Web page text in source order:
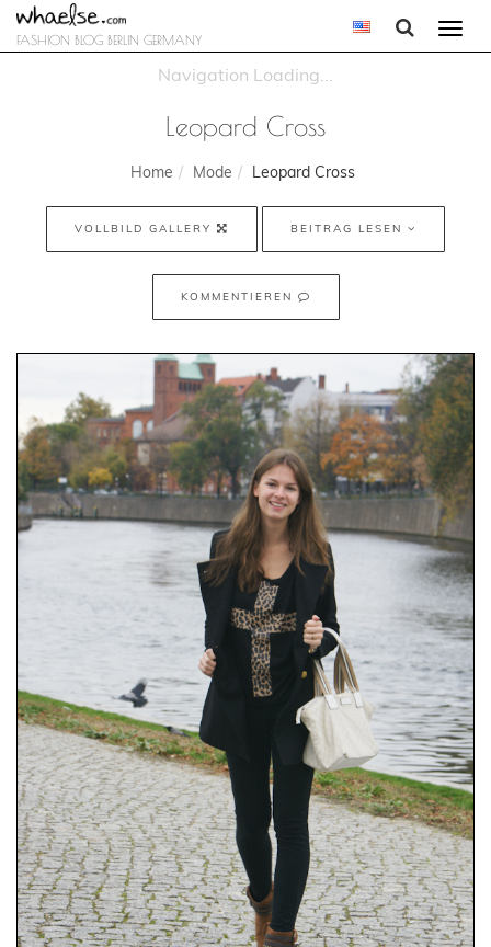
FASHION BLOG BERLIN GERMANY
Leopard Cross
Home Mode Leopard Cross
VOLLBILD GALLERY BEITRAG LESEN
KOMMENTIEREN